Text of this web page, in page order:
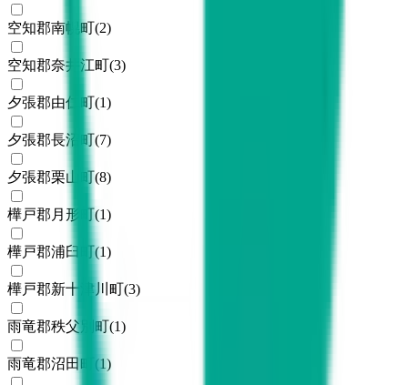
空知郡南幌町(2)
空知郡奈井江町(3)
夕張郡由仁町(1)
夕張郡長沼町(7)
夕張郡栗山町(8)
樺戸郡月形町(1)
樺戸郡浦臼町(1)
樺戸郡新十津川町(3)
雨竜郡秩父別町(1)
雨竜郡沼田町 (1)